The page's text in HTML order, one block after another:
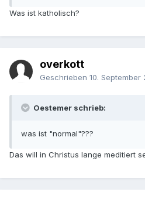
Was ist katholisch?
overkott
Geschrieben 10. September
Oestemer schrieb:
was ist "normal"???
Das will in Christus lange meditiert